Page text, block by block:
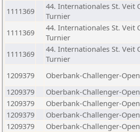
1111369
44. Internationales St. Veit
Turnier
1111369
44. Internationales St. Veit
Turnier
1111369
44. Internationales St. Veit
Turnier
1209379 Oberbank-Challenger-
1209379
Oberbank-Challenger-
1209379
Oberbank-Challenger-
1209379
Oberbank-Challenger-
1209379
Oberbank-Challenger-